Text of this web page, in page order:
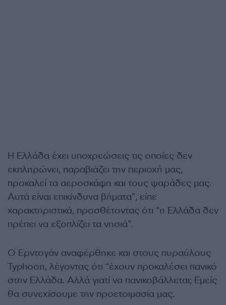
Η Ελλάδα έχει υποχρεώσεις τις οποίες δεν
εκπληρώνει, παραβιάζει την περιοχή μας,
προκαλεί τα αεροσκάφη και τους ψαράδες μας.
Αυτά είναι επικίνδυνα βήματα”, είπε
χαρακτηριστικά, προσθέτοντας ότι “η Ελλάδα δεν
πρέπει να εξοπλίζει τα νησιά”.
Ο Ερντογάν αναφέρθηκε και στους πυραύλους
Typhoon, λέγοντας ότι “έχουν προκαλέσει πανικό
στην Ελλάδα. Αλλά γιατί να πανικοβάλλεται; Εμείς
θα συνεχίσουμε την προετοιμασία μας.